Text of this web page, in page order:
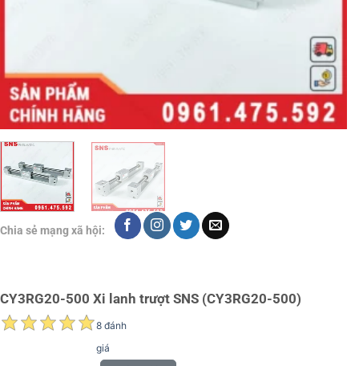
Chia sẻ mạng xã hội:
CY3RG20-500 Xi lanh trượt SNS (CY3RG20-500)
8 đánh
giá